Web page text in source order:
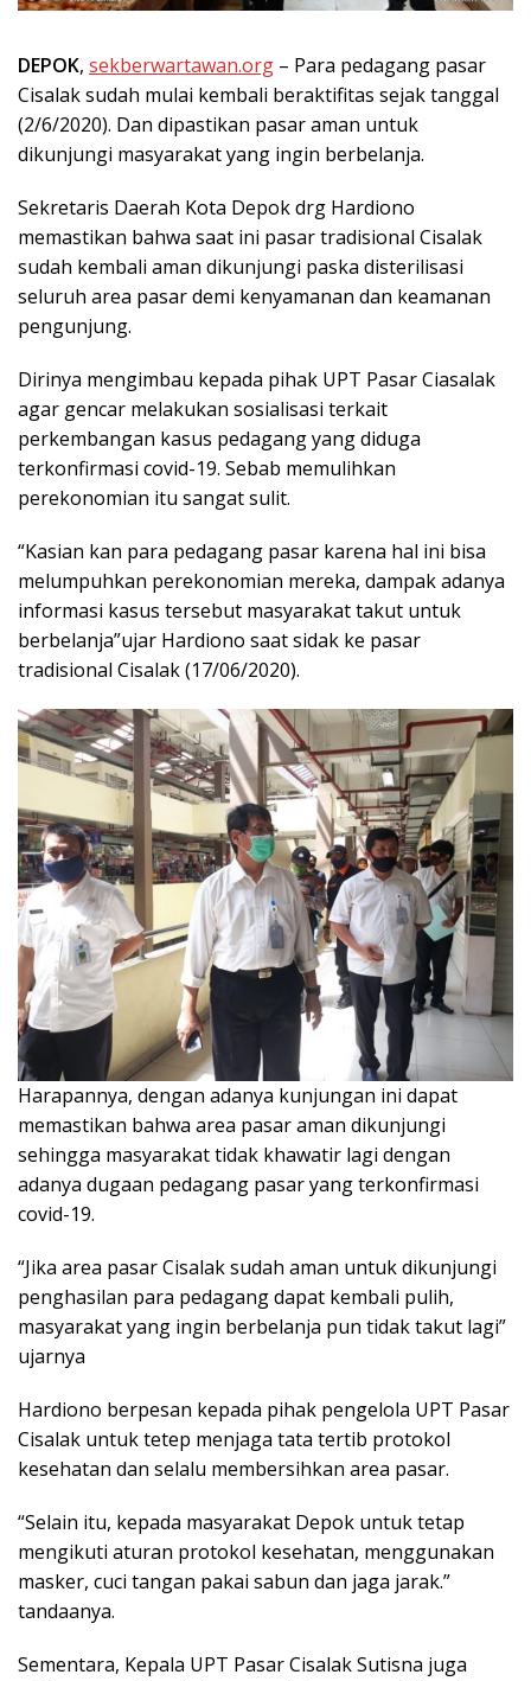
DEPOK, sekberwartawan.org – Para pedagang pasar
Cisalak sudah mulai kembali beraktifitas sejak tanggal
(2/6/2020). Dan dipastikan pasar aman untuk
dikunjungi masyarakat yang ingin berbelanja.
Sekretaris Daerah Kota Depok drg Hardiono
memastikan bahwa saat ini pasar tradisional Cisalak
sudah kembali aman dikunjungi paska disterilisasi
seluruh area pasar demi kenyamanan dan keamanan
pengunjung.
Dirinya mengimbau kepada pihak UPT Pasar Ciasalak
agar gencar melakukan sosialisasi terkait
perkembangan kasus pedagang yang diduga
terkonfirmasi covid-19. Sebab memulihkan
perekonomian itu sangat sulit.
“Kasian kan para pedagang pasar karena hal ini bisa
melumpuhkan perekonomian mereka, dampak adanya
informasi kasus tersebut masyarakat takut untuk
berbelanja”ujar Hardiono saat sidak ke pasar
tradisional Cisalak (17/06/2020).
Harapannya, dengan adanya kunjungan ini dapat
memastikan bahwa area pasar aman dikunjungi
sehingga masyarakat tidak khawatir lagi dengan
adanya dugaan pedagang pasar yang terkonfirmasi
covid-19.
“Jika area pasar Cisalak sudah aman untuk dikunjungi
penghasilan para pedagang dapat kembali pulih,
masyarakat yang ingin berbelanja pun tidak takut lagi”
ujarnya
Hardiono berpesan kepada pihak pengelola UPT Pasar
Cisalak untuk tetep menjaga tata tertib protokol
kesehatan dan selalu membersihkan area pasar.
“Selain itu, kepada masyarakat Depok untuk tetap
mengikuti aturan protokol kesehatan, menggunakan
masker, cuci tangan pakai sabun dan jaga jarak.”
tandaanya.
Sementara, Kepala UPT Pasar Cisalak Sutisna juga